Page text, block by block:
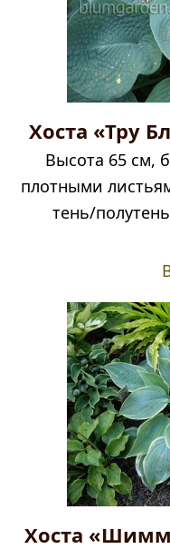
Хоста «Тру
Высота 65 см,
плотными
тень/
Хоста